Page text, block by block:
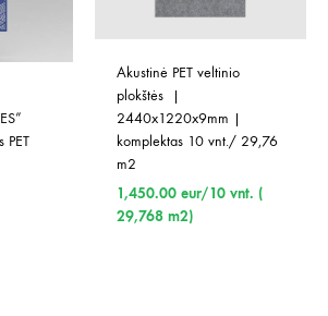
PET
Akustinė PET veltinio
plokštės  |
2440x1220x9mm |
komplektas 10 vnt./ 29,76
m2
1,450.00 eur/10 vnt. (
29,768 m2)